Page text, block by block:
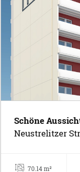
Schöne
Neustrelitzer
70.14 m²